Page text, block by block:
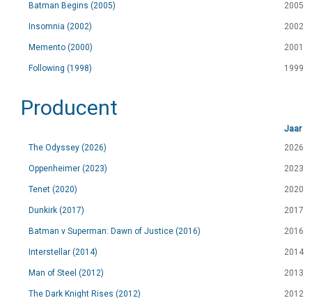
Batman Begins (2005) 2005
Insomnia (2002) 2002
Memento (2000) 2001
Following (1998) 1999
Producent
Jaar
The Odyssey (2026)
2026
Oppenheimer (2023) 2023
Tenet (2020) 2020
Dunkirk (2017) 2017
Batman v Superman: Dawn of Justice (2016) 2016
Interstellar (2014) 2014
Man of Steel (2012) 2013
The Dark Knight Rises (2012) 2012